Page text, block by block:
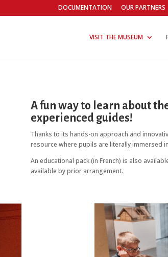
DOCUMENTATION OUR PARTNERS
VISIT THE MUSEUM
A fun way to learn about
experienced guides!
Thanks to its hands-on approach and
resource where pupils are literally immersed
An educational pack (in French) is also
available by prior arrangement.